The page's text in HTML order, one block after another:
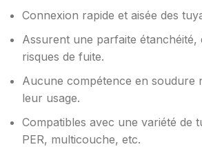
Connexion rapide et aisée des
Assurent une parfaite étanchéité,
risques de fuite.
Aucune compétence en soudure
leur usage.
Compatibles avec une variété de
PER, multicouche, etc.